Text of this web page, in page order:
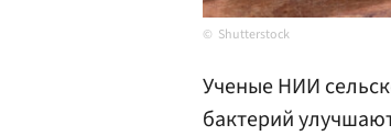
Shutterstock
Ученые НИИ
бактерий